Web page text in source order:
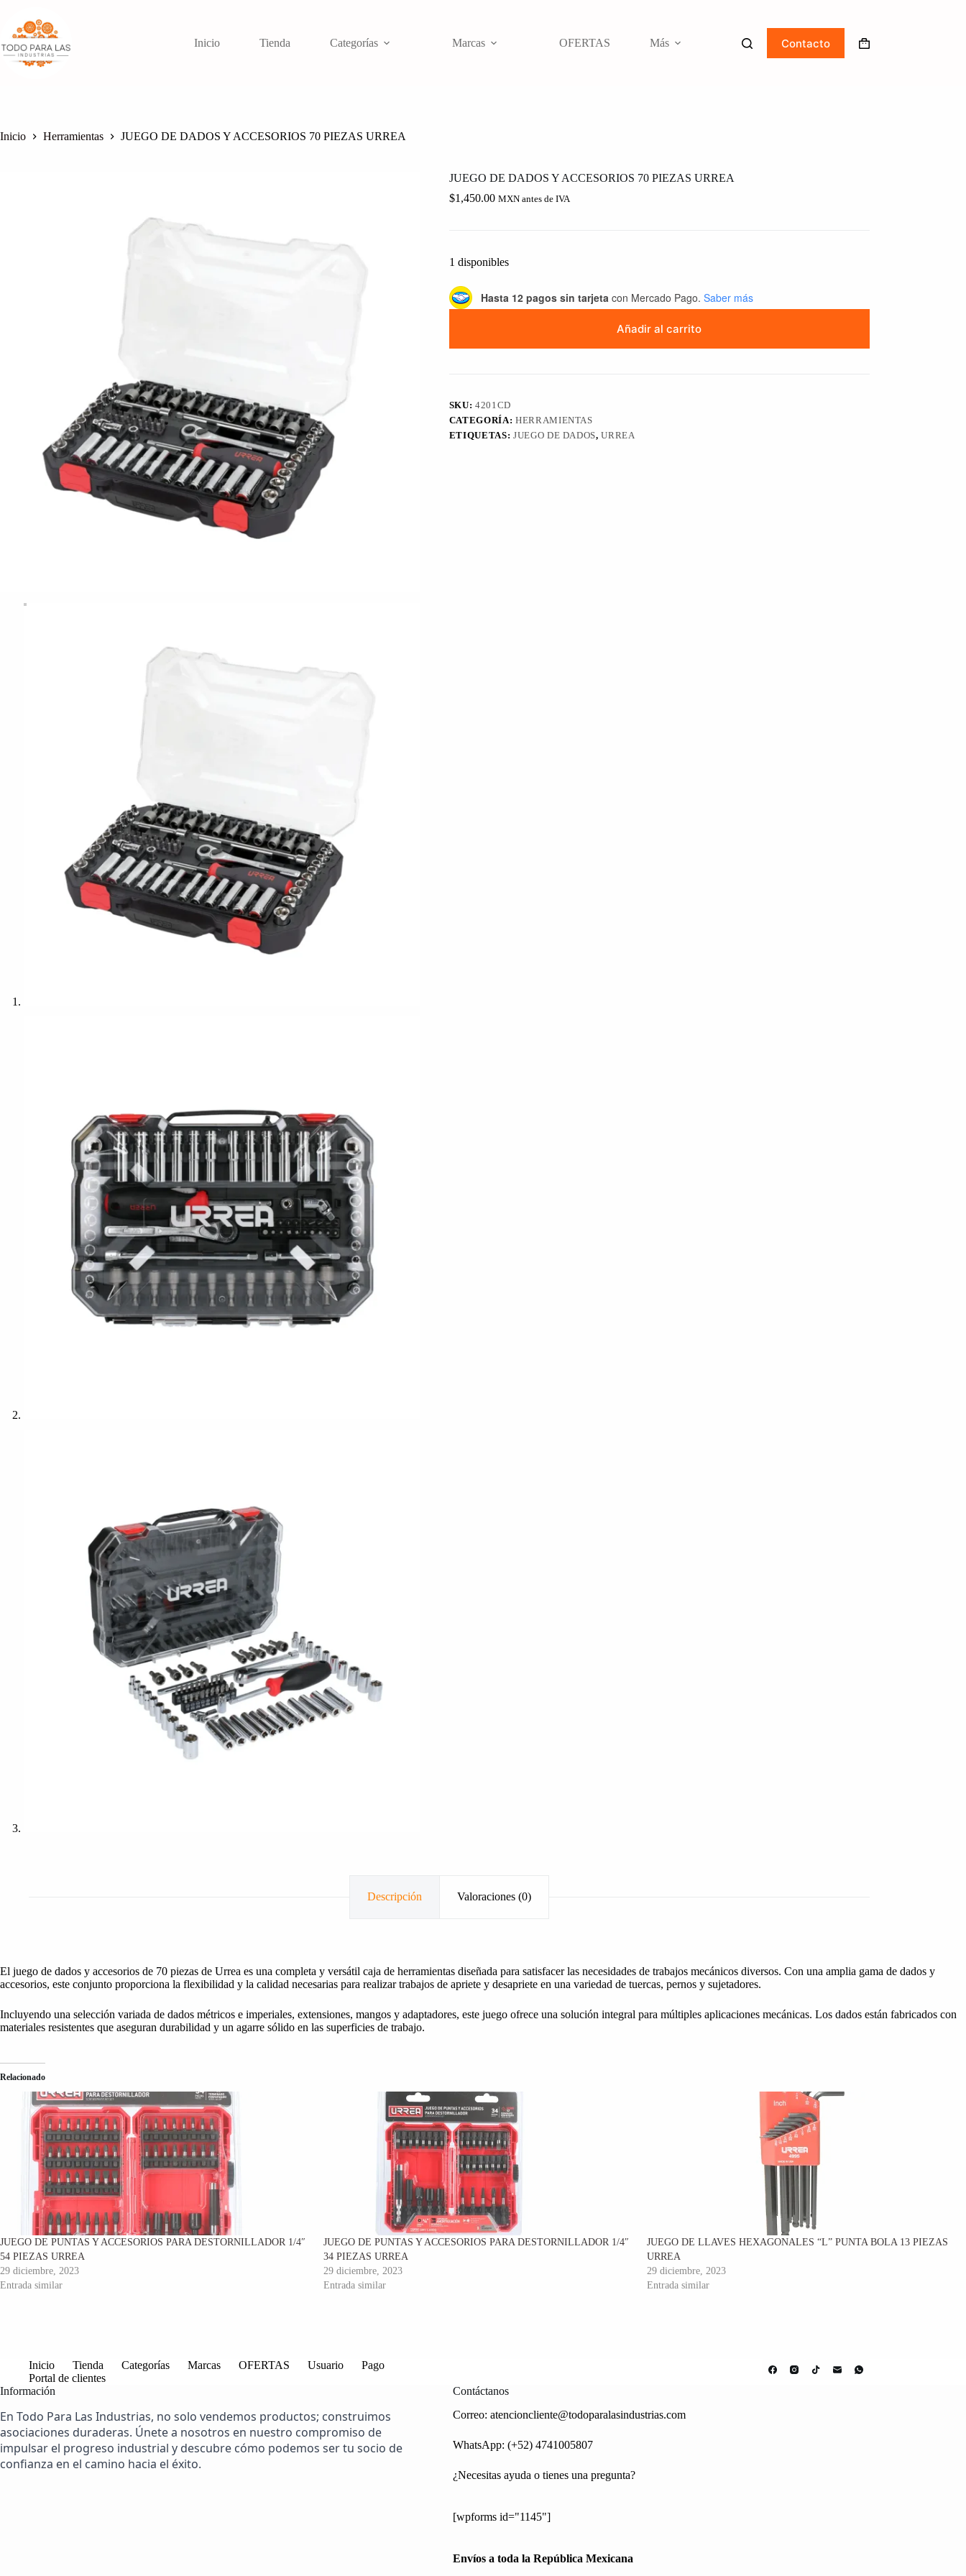
contenido
Inicio
Tienda Categorías Marcas OFERTAS Más Contacto
Carro
Inicio Herramientas JUEGO DE DADOS Y ACCESORIOS 70 PIEZAS URREA
JUEGO DE DADOS Y ACCESORIOS 70 PIEZAS URREA
$1,450.00 MXN antes de IVA
1 disponibles
Hasta 12 pagos sin tarjeta con Mercado Pago. Saber más
Añadir al carrito
SKU:4201CD
CATEGORÍA: HERRAMIENTAS
ETIQUETAS: JUEGO DE DADOS,URREA
Descripción Valoraciones (0)
El juego de dados y accesorios de 70 piezas de Urrea es una completa y versátil caja de herramientas diseñada para satisfacer las necesidades de trabajos mecánicos diversos. Con una amplia gama de dados y
accesorios, este conjunto proporciona la flexibilidad y la calidad necesarias para realizar trabajos de apriete y desapriete en una variedad de tuercas, pernos y sujetadores.
Incluyendo una selección variada de dados métricos e imperiales, extensiones, mangos y adaptadores, este juego ofrece una solución integral para múltiples aplicaciones mecánicas. Los dados están fabricados con
materiales resistentes que aseguran durabilidad y un agarre sólido en las superficies de trabajo.
Relacionado
JUEGO DE PUNTAS Y ACCESORIOS PARA DESTORNILLADOR 1/4″
54 PIEZAS URREA
29 diciembre, 2023
Entrada similar
JUEGO DE PUNTAS Y ACCESORIOS PARA DESTORNILLADOR 1/4″
34 PIEZAS URREA
29 diciembre, 2023
Entrada similar
JUEGO DE LLAVES HEXAGONALES “L” PUNTA BOLA 13 PIEZAS
URREA
29 diciembre, 2023
Entrada similar
Inicio Tienda Categorías Marcas OFERTAS Usuario
Pago
Portal de clientes
Información
En Todo Para Las Industrias, no solo vendemos productos; construimos
asociaciones duraderas. Únete a nosotros en nuestro compromiso de
impulsar el progreso industrial y descubre cómo podemos ser tu socio de
confianza en el camino hacia el éxito.
Contáctanos
Correo: atencioncliente@todoparalasindustrias.com
WhatsApp: (+52) 4741005807
¿Necesitas ayuda o tienes una pregunta?
[wpforms id="1145"]
Envíos a toda la República Mexicana